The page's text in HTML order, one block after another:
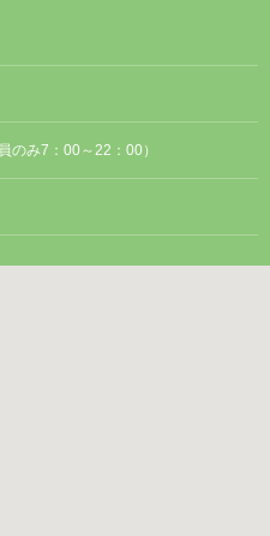
み7：00～22：00）